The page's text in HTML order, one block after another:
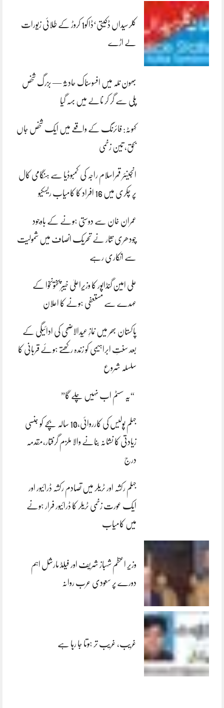
کلرسیداں ڈکیتی‘ڈاکو1 کروڑ کے طلائی زیورات
لے اڑے
بھون نلہ میں افسوسناک حادثہ — بزرگ شخص
پلی سے گر کر نالے میں بہہ گیا
کہوٹہ: فائرنگ کے واقعے میں ایک شخص جاں
بحق، تین زخمی
انجینئر قمراسلام راجہ کی کمبوڈیا سے ہنگامی کال
پر چکری میں 16 افراد کا کامیاب ریسکیو
عمران خان سے دوستی ہونے کے باوجود
چودھری نثار نے تحریک انصاف میں شمولیت
سے انکاری رہے
علی امین گنڈاپور کا وزیراعلیٰ خیبرپختونخوا کے
عہدے سے مستعفی ہونے کا اعلان
پاکستان بھر میں نمازِ عیدالاضحی کی ادائیگی کے
بعد سنتِ ابراہیمی کو زندہ رکھتے ہوئے قربانی کا
سلسلہ شروع
“یہ سسٹم اب نہیں چلے گا”
جہلم پولیس کی کارروائی،10 سالہ بچے کو جنسی
زیادتی کا نشانہ بنانے والا ملزم گرفتار،مقدمہ
درج
جہلم رکشہ اور ٹریلر میں تصادم رکشہ ڈرائیور اور
ایک عورت زخمی ٹریلر کا ڈرائیور فرار ہونے
میں کامیاب
وزیر اعظم شہباز شریف اور فیلڈ مارشل اہم
دورے پر سعودی عرب روانہ
غریب، غریب تر ہوتا جا رہا ہے